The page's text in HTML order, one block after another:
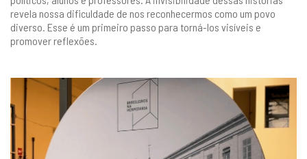
revela nossa dificuldade de nos reconhecermos como um povo
diverso. Esse é um primeiro passo para torná-los visíveis e
promover reflexões.